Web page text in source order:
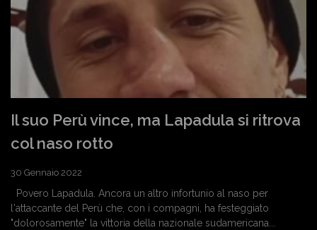
Il suo Perù vince, ma Lapadula si ritrova
col naso rotto
30 Gennaio 2022
Povero Lapadula. Ancora un altro infortunio al naso per
l'attaccante del Perù che, con i compagni, ha festeggiato
"dolorosamente" la vittoria della nazionale sudamericana...